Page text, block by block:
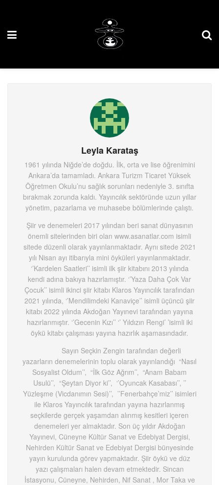
Leyla Karataş
1961 yılında Niğde’de doğdu. İlk, orta ve lise öğrenimini
Ankara’da tamamladı. Ankara Turizm Ticaret Yüksek
Öğretmen Okulu’nu sağlık sorunları nedeniyle 3. sınıfta
bırakmak zorunda kaldı. Yayıncılık sektöründe uzun yıllar
yönetim, pazarlama ve muhasebe bölümlerinde çalıştı.
Şiir ve denemeleri 2017 yılından beri sanat dünyasının
önemli sitelerinden biri olan www.asanatlar.com isimli
sitede düzenli olarak yayınlanmaktadır. Aynı sitede 2021
yılı Nisan ayı itibarıyla mini öyküleri yayınlanmaktadır.
‘’Kardelen Saatleri’’ isimli ilk şiir kitabını 2013 yılında
kendi adına bakıya hazırlamıştır. ‘’Yaza Daha Çok Var
Çocuk’’ isimli ikinci şiir kitabı Klaros Yayıncılık tarafından
2021 yılında, ‘’Mendilimdeki Kanaviçe’’ isimli üçüncü şiir
kitabı 2022 yılında Akdoğan Yayınevi tarafından yayına
hazırlanmıştır. ‘’Gecenin Kızı’’ ‘’ Yıldızın Rengi’ ’isimli iki
öykü kitabı çalışması yayına hazırlık aşamasındadır.
Sayın Seçkin Zengin tarafından değerli
yazarların denemelerinin toplu olarak yayınlandığı “Nasıl
Sosyalist Oldum’’, “İlk Göz Ağrım’’, “Anam Babam
Usulü’’, “Şeytan Diyor ki’’, ‘’Oyuncak Kasabası’’, ’’
Yüzleşme (Vicdanımın Sesi)’’, ’’Fenerbahçe’miz’’ isimleri
ile Klaros Yayıncılık tarafından yayına hazırlanmış
seçkilerde gerçek yaşamdan alınmış kesitleri içeren
denemeleri yer almaktadır. Son üç yıldır Akdoğan
Yayınevi, Cüneyne Kültür Sanat ve Edebiyat Dergisi,
Nehirden Kültür Sanat ve Edebiyat Dergisi bünyesinde
yayın kurulunda görev yapmaktadır. Şiir öykü ve düz
yazı çalışmaları halen devam etmektedir. Sincan
İstasyonu, Cüneyne, Nehirden, Nif Sanat , Mor Taka ve